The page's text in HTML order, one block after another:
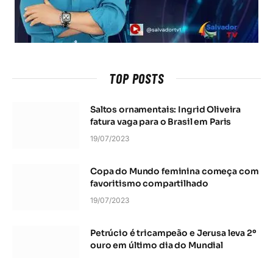
TOP POSTS
Saltos ornamentais: Ingrid Oliveira
fatura vaga para o Brasil em Paris
19/07/2023
Copa do Mundo feminina começa com
favoritismo compartilhado
19/07/2023
Petrúcio é tricampeão e Jerusa leva 2º
ouro em último dia do Mundial